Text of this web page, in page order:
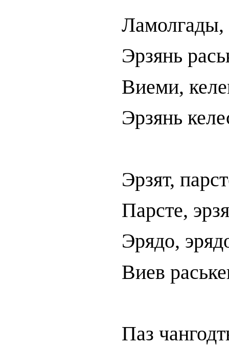
Ламолгады,
Эрзянь
Виеми,
Эрзянь
Эрзят,
Парсте,
Эрядо,
Виев
Паз